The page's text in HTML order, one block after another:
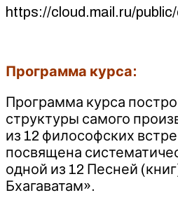
https://cloud.mail.ru/
Программа курса:
Программа курса
структуры самого
из 12 философских
посвящена
одной из 12 Песней
Бхагаватам».